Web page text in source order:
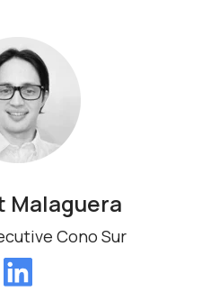
Malaguera
Cono Sur